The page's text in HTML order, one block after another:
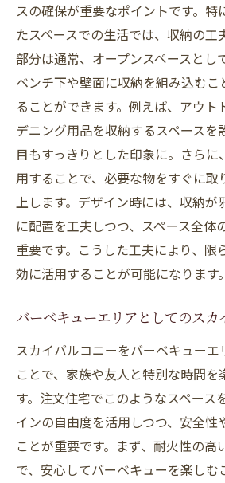
スの確保が重要なポイントです。特
たスペースでの生活では、収納の工
部分は通常、オープンスペースとし
ベンチ下や壁面に収納を組み込むこ
ることができます。例えば、アウト
デニング用品を収納するスペースを
目もすっきりとした印象に。さらに
用することで、必要な物をすぐに取
上します。デザイン時には、収納が
に配置を工夫しつつ、スペース全体
重要です。こうした工夫により、限
効に活用することが可能になります。
バーベキューエリアとしてのスカ
スカイバルコニーをバーベキューエ
ことで、家族や友人と特別な時間を
す。注文住宅でこのようなスペース
インの自由度を活用しつつ、安全性
ことが重要です。まず、耐火性の高
で、安心してバーベキューを楽しむ